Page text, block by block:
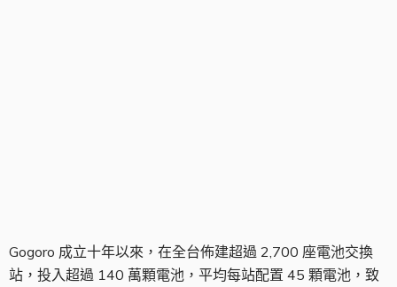
Gogoro 成立十年以來，在全台佈建超過 2,700 座電池交換
站，投入超過 140 萬顆電池，平均每站配置 45 顆電池，致